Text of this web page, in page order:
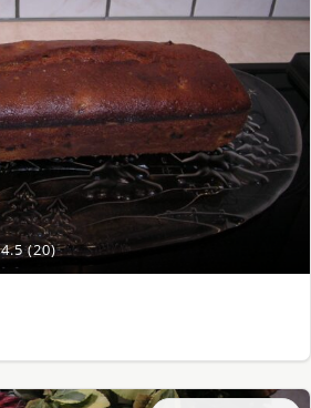
4.5 (20)